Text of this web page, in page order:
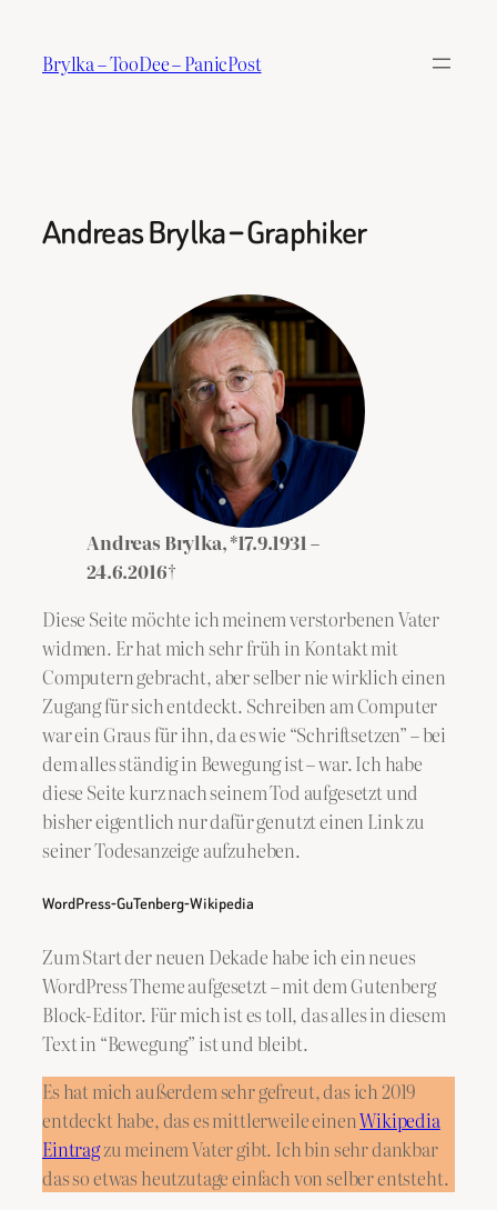
content
Brylka – TooDee – PanicPost
Andreas Brylka – Graphiker
Andreas Brylka, *17.9.1931 –
24.6.2016†
Diese Seite möchte ich meinem verstorbenen Vater
widmen. Er hat mich sehr früh in Kontakt mit
Computern gebracht, aber selber nie wirklich einen
Zugang für sich entdeckt. Schreiben am Computer
war ein Graus für ihn, da es wie “Schriftsetzen” – bei
dem alles ständig in Bewegung ist – war. Ich habe
diese Seite kurz nach seinem Tod aufgesetzt und
bisher eigentlich nur dafür genutzt einen Link zu
seiner Todesanzeige aufzuheben.
WordPress-GuTenberg-Wikipedia
Zum Start der neuen Dekade habe ich ein neues
WordPress Theme aufgesetzt – mit dem Gutenberg
Block-Editor. Für mich ist es toll, das alles in diesem
Text in “Bewegung” ist und bleibt.
Es hat mich außerdem sehr gefreut, das ich 2019
entdeckt habe, das es mittlerweile einenWikipedia
Eintragzu meinem Vater gibt. Ich bin sehr dankbar
das so etwas heutzutage einfach von selber entsteht.